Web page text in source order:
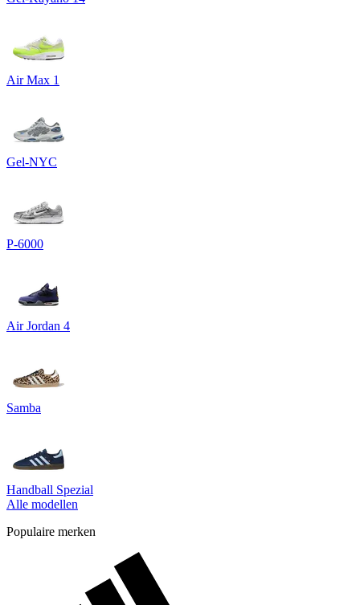
Air Max 1
Gel-NYC
P-6000
Air Jordan 4
Samba
Handball Spezial
Alle modellen
Populaire merken